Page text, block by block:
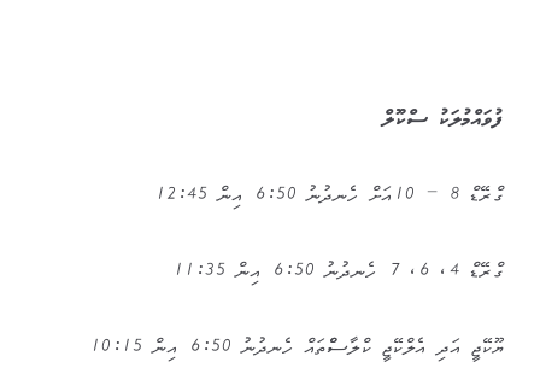
ފުވައްމުލަކު ސްކޫލް
ގްރޭޑް 8 – 10އަށް ހެނދުނު 6:50 އިން 12:45
ގްރޭޑް 4، 6، 7 ހެނދުނު 6:50 އިން 11:35
ޔޫކޭޖީ އަދި އެލްކޭޖީ ކްލާސްްތައް ހެނދުނު 6:50 އިން 10:15